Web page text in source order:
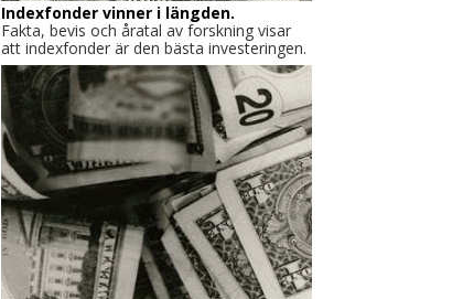
Indexfonder vinner i längden.
Fakta, bevis och åratal av forskning visar
att indexfonder är den bästa investeringen.